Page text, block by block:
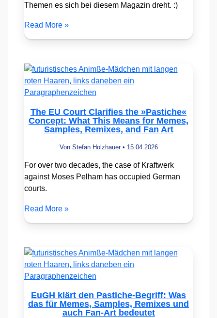
Themen es sich bei diesem Magazin dreht. :)
Read More »
The EU Court Clarifies the »Pastiche«
Concept: What This Means for Memes,
Samples, Remixes, and Fan Art
Von Stefan Holzhauer • 15.04.2026
For over two decades, the case of Kraftwerk
against Moses Pelham has occupied German
courts.
Read More »
EuGH klärt den Pastiche-Begriff: Was
das für Memes, Samples, Remixes und
auch Fan-Art bedeutet